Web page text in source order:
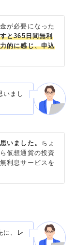
が必要になった
と365日間無利
的に感じ、申込
いまし
いました。 ちょ
仮想通貨の投資
利息サービスを
、
レ